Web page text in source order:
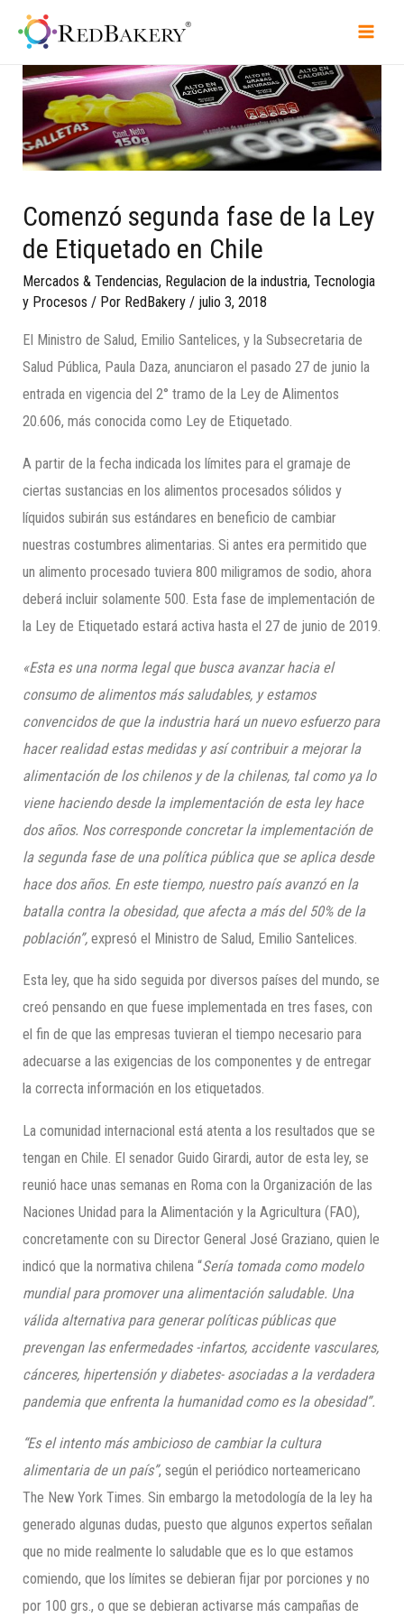
Comenzó segunda fase de la Ley
de Etiquetado en Chile
Mercados & Tendencias, Regulacion de la industria,Tecnologia
y Procesos / Por RedBakery / julio 3, 2018
El Ministro de Salud, Emilio Santelices, y la Subsecretaria de
Salud Pública, Paula Daza, anunciaron el pasado 27 de junio la
entrada en vigencia del 2° tramo de la Ley de Alimentos
20.606, más conocida como Ley de Etiquetado.
A partir de la fecha indicada los límites para el gramaje de
ciertas sustancias en los alimentos procesados sólidos y
líquidos subirán sus estándares en beneficio de cambiar
nuestras costumbres alimentarias. Si antes era permitido que
un alimento procesado tuviera 800 miligramos de sodio, ahora
deberá incluir solamente 500. Esta fase de implementación de
la Ley de Etiquetado estará activa hasta el 27 de junio de 2019.
«Esta es una norma legal que busca avanzar hacia el
consumo de alimentos más saludables, y estamos
convencidos de que la industria hará un nuevo esfuerzo para
hacer realidad estas medidas y así contribuir a mejorar la
alimentación de los chilenos y de la chilenas, tal como ya lo
viene haciendo desde la implementación de esta ley hace
dos años. Nos corresponde concretar la implementación de
la segunda fase de una política pública que se aplica desde
hace dos años. En este tiempo, nuestro país avanzó en la
batalla contra la obesidad, que afecta a más del 50% de la
población”, expresó el Ministro de Salud, Emilio Santelices.
Esta ley, que ha sido seguida por diversos países del mundo, se
creó pensando en que fuese implementada en tres fases, con
el fin de que las empresas tuvieran el tiempo necesario para
adecuarse a las exigencias de los componentes y de entregar
la correcta información en los etiquetados.
La comunidad internacional está atenta a los resultados que se
tengan en Chile. El senador Guido Girardi, autor de esta ley, se
reunió hace unas semanas en Roma con la Organización de las
Naciones Unidad para la Alimentación y la Agricultura (FAO),
concretamente con su Director General José Graziano, quien le
indicó que la normativa chilena “Sería tomada como modelo
mundialpara promover una alimentación saludable. Una
válida alternativapara generar políticas públicas que
prevengan las enfermedades -infartos, accidente vasculares,
cánceres, hipertensión y diabetes- asociadas a la verdadera
pandemia que enfrenta la humanidad como es la obesidad”.
“Es el intento más ambicioso de cambiar la cultura
alimentaria de un país”, según el periódico norteamericano
The New York Times. Sin embargo la metodología de la ley ha
generado algunas dudas, puesto que algunos expertos señalan
que no mide realmente lo saludable que es lo que estamos
comiendo, que los límites se debieran fijar por porciones y no
por 100 grs., o que se debieran activarse más campañas de